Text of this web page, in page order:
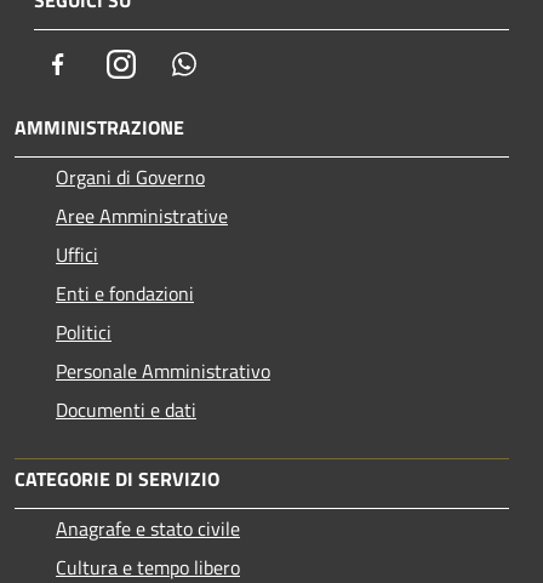
FacebookInstagram
AMMINISTRAZIONE
Organi di Governo
Aree Amministrative
Uffici
Enti e fondazioni
Politici
Personale Amministrativo
Documenti e dati
CATEGORIE DI SERVIZIO
Anagrafe e stato civile
Cultura e tempo libero